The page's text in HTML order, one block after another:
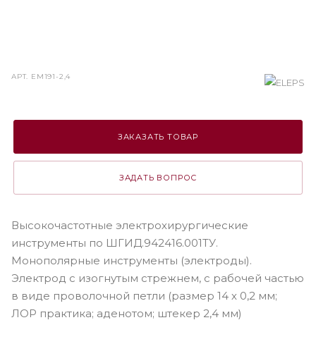
АРТ. ЕМ191-2,4
ЗАКАЗАТЬ ТОВАР
ЗАДАТЬ ВОПРОС
Высокочастотные электрохирургические
инструменты по ШГИД.942416.001ТУ.
Монополярные инструменты (электроды).
Электрод c изогнутым стрежнем, с рабочей частью
в виде проволочной петли (размер 14 х 0,2 мм;
ЛОР практика; аденотом; штекер 2,4 мм)